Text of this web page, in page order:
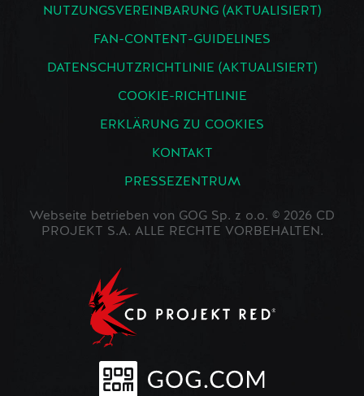
NUTZUNGSVEREINBARUNG (AKTUALISIERT)
FAN-CONTENT-GUIDELINES
DATENSCHUTZRICHTLINIE (AKTUALISIERT)
COOKIE-RICHTLINIE
ERKLÄRUNG ZU COOKIES
KONTAKT
PRESSEZENTRUM
Webseite betrieben von GOG Sp. z o.o. © 2026 CD
PROJEKT S.A. ALLE RECHTE VORBEHALTEN.